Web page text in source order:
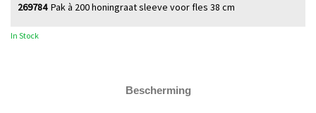
Pak à 200 honingraat sleeve voor fles 38 cm
269784
In Stock
Bescherming